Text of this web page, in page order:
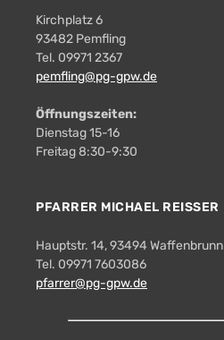
Kirchplatz 6
93482 Pemfling
Tel. 09971 2367
pemfling@pg-gpw.de
Öffnungszeiten:
Dienstag 15-16
Freitag 8:30-9:30
PFARRER MICHAEL REISSER
Hauptstr. 14, 93494 Waffenbrunn
Tel. 09971 7603086
pfarrer@pg-gpw.de